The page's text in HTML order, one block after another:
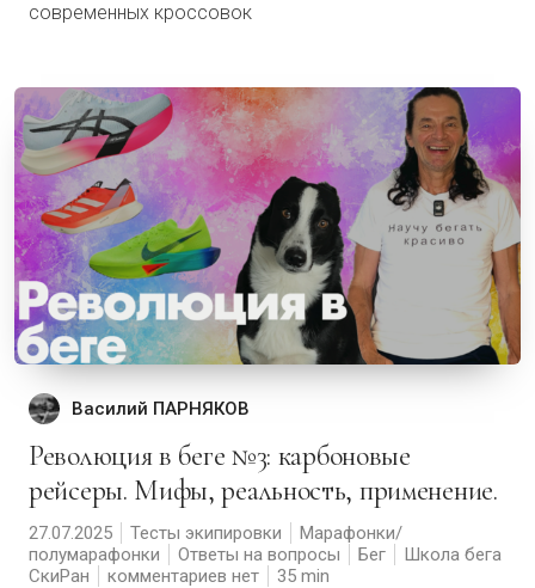
современных кроссовок
Василий ПАРНЯКОВ
Революция в беге №3: карбоновые
рейсеры. Мифы, реальность, применение.
27.07.2025 Тесты экипировки
Марафонки/
полумарафонки
Ответы на вопросы Бег
Школа бега
СкиРан
комментариев нет 35